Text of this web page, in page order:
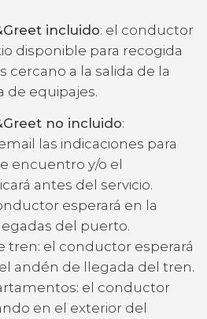
incluido: el conductor
disponible para recogida
cercano a la salida de la
de equipajes.
no incluido:
las indicaciones para
encuentro y/o el
antes del servicio.
esperará en la
del puerto.
tren: el conductor esperará
andén de llegada del tren.
el conductor
en el exterior del